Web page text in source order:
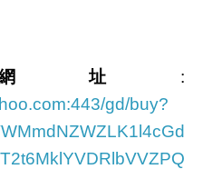
址 :
gd/buy?